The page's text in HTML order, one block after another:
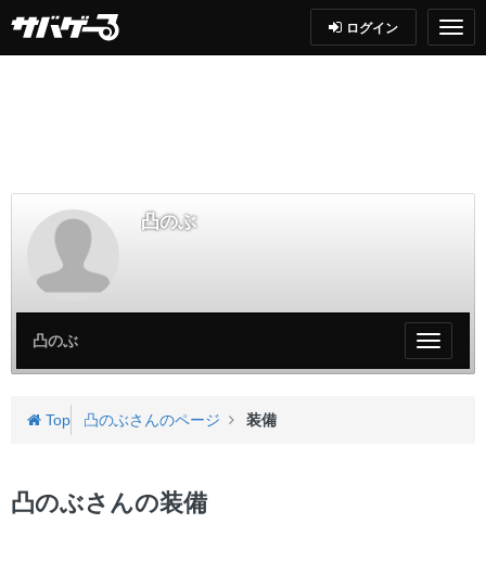
ログイン
凸のぶ
My
ペ
凸のぶ
Top 凸のぶさんのページ 装備
凸のぶさんの装備